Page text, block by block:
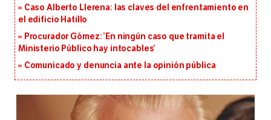
Caso Alberto Llerena: las claves del enfrentamiento en
el edificio Hatillo
Procurador Gómez: ‘En ningún caso que tramita el
Ministerio Público hay intocables’
Comunicado y denuncia ante la opinión pública